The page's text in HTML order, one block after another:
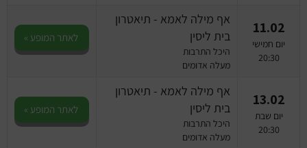
11.02
יום חמישי
20:30
אף מילה לאמא - תיאטרון
בית ליסין
היכל התרבות
מעלה אדומים
לאתר המופע »
13.02
יום שבת
20:30
אף מילה לאמא - תיאטרון
בית ליסין
היכל התרבות
מעלה אדומים
לאתר המופע »